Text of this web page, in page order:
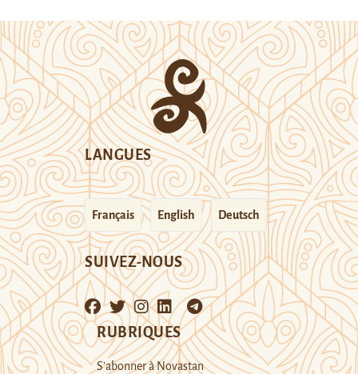
LANGUES
Français English Deutsch
SUIVEZ-NOUS
RUBRIQUES
S’abonner à Novastan